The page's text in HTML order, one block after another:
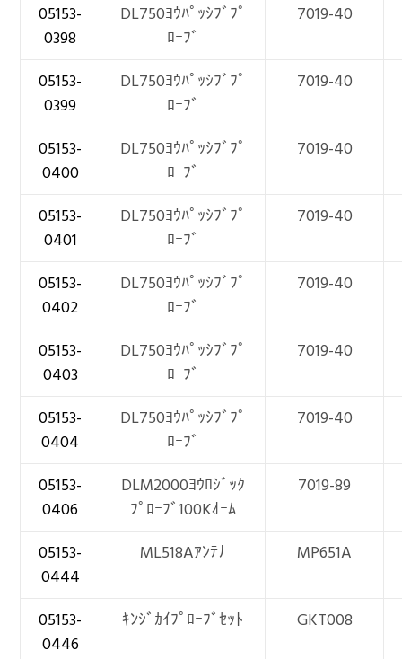
05153-
0398
DL750ﾖｳﾊﾟｯｼﾌﾞﾌﾟ
ﾛｰﾌﾞ
7019-40
05153-
0399
DL750ﾖｳﾊﾟｯｼﾌﾞﾌﾟ
ﾛｰﾌﾞ
7019-40
05153-
0400
DL750ﾖｳﾊﾟｯｼﾌﾞﾌﾟ
ﾛｰﾌﾞ
7019-40
05153-
0401
DL750ﾖｳﾊﾟｯｼﾌﾞﾌﾟ
ﾛｰﾌﾞ
7019-40
05153-
0402
DL750ﾖｳﾊﾟｯｼﾌﾞﾌﾟ
ﾛｰﾌﾞ
7019-40
05153-
0403
DL750ﾖｳﾊﾟｯｼﾌﾞﾌﾟ
ﾛｰﾌﾞ
7019-40
05153-
0404
DL750ﾖｳﾊﾟｯｼﾌﾞﾌﾟ
ﾛｰﾌﾞ
7019-40
05153-
0406
DLM2000ﾖｳﾛｼﾞｯｸ
ﾌﾟﾛｰﾌﾞ100Kｵｰﾑ
7019-89
05153-
0444
ML518Aｱﾝﾃﾅ MP651A
05153-
0446
ｷﾝｼﾞｶｲﾌﾟﾛｰﾌﾞｾｯﾄ GKT008